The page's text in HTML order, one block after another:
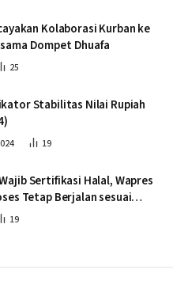
Kolaborasi Kurban ke
Dompet Dhuafa
25
Stabilitas Nilai Rupiah
19
Sertifikasi Halal, Wapres
Tetap Berjalan sesuai
19